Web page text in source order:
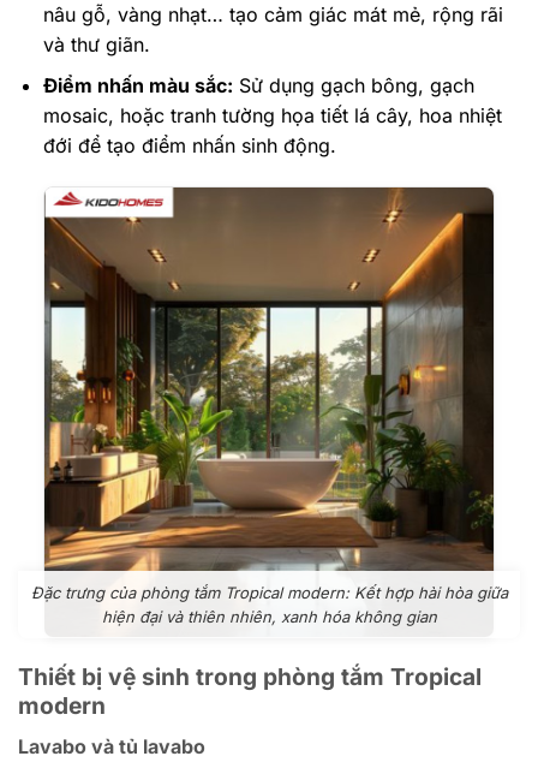
nâu gỗ, vàng nhạt… tạo cảm giác mát mẻ, rộng rãi
và thư giãn.
Điểm nhấn màu sắc: Sử dụng gạch bông, gạch
mosaic, hoặc tranh tường họa tiết lá cây, hoa nhiệt
đới để tạo điểm nhấn sinh động.
Đặc trưng của phòng tắm Tropical modern: Kết hợp hài hòa giữa
hiện đại và thiên nhiên, xanh hóa không gian
Thiết bị vệ sinh trong phòng tắm Tropical
modern
Lavabo và tủ lavabo